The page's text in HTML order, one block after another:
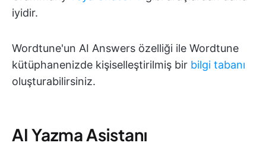
iyidir.
Wordtune'un AI Answers özelliği ile Wordtune
kütüphanenizde kişiselleştirilmiş bir bilgi tabanı
oluşturabilirsiniz.
AI Yazma Asistanı